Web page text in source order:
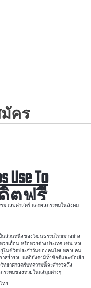
มัคร
Use To
ดิตฟรี
ม เลขศาสตร์ และผลกระทบในสังคม
นส่วนหนึ่งของวัฒนธรรมไทยมาอย่าง
ยเถื่อน หรือหวยต่างประเทศ เช่น หวย
ในชีวิตประจำวันของคนไทยหลายคน
สร่ำรวย แต่ก็ยังคงมีทั้งข้อดีและข้อเสีย
ทยาศาสตร์บทความนี้จะสำรวจถึง
ระทบของหวยในแง่มุมต่างๆ
ทย